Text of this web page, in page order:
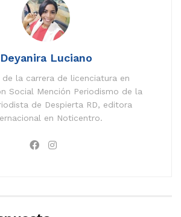
Deyanira Luciano
de la carrera de licenciatura en
Social Mención Periodismo de la
de Despierta RD, editora
en Noticentro.